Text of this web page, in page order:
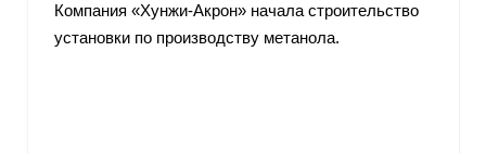
Компания «Хунжи-Акрон» начала строительство
установки по производству метанола.